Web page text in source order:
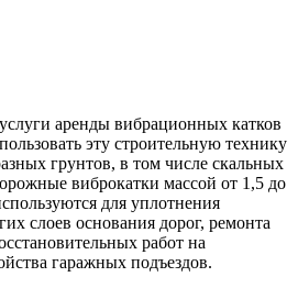
аренды вибрационных катков
эту строительную технику
грунтов, в том числе скальных
виброкатки массой от 1,5 до
для уплотнения
слоев основания дорог, ремонта
работ на
гаражных подъездов.